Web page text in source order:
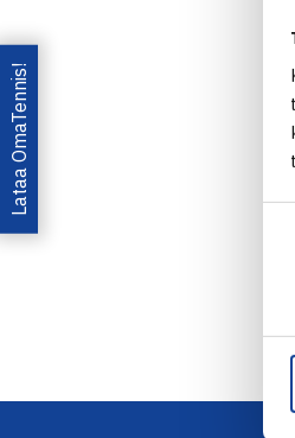
Lataa OmaTennis!